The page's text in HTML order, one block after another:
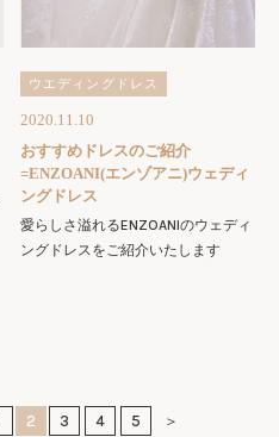
ウエディングドレス
2020.11.10
おすすめドレスのご紹介
=ENZOANI(エンゾアニ)ウェディ
ングドレス
愛らしさ溢れるENZOANIのウェディ
ングドレスをご紹介いたします
2 3 4 5 ＞